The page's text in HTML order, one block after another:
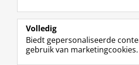
o
p
a
I
-
p
Alumni
Over ons
Volledig
Biedt gepersonaliseerde
gebruik van marketingcookies.